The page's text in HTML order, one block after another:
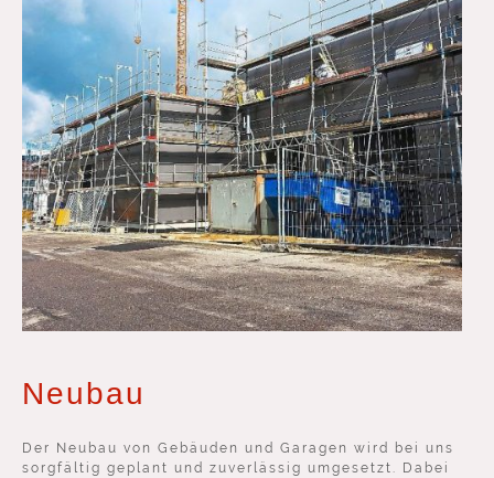
Neubau
Der Neubau von Gebäuden und Garagen wird bei uns
sorgfältig geplant und zuverlässig umgesetzt. Dabei